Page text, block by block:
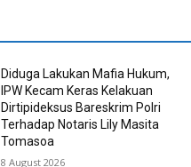
Diduga Lakukan Mafia Hukum,
IPW Kecam Keras Kelakuan
Dirtipideksus Bareskrim Polri
Terhadap Notaris Lily Masita
Tomasoa
8 August 2026